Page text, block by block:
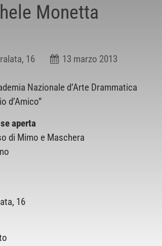
Monetta
16 13 marzo 2013
Nazionale d’Arte Drammatica
d’Amico”
aperta
di Mimo e Maschera
16